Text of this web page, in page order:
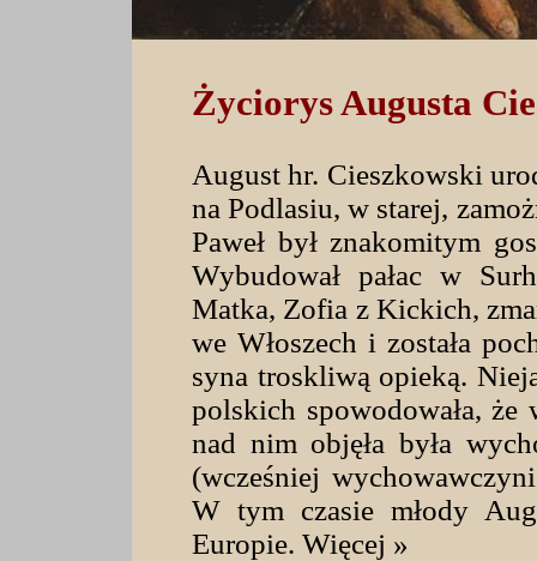
Życiorys Augusta
August hr. Cieszkowski
na Podlasiu, w starej,
Paweł był znakomitym
Wybudował pałac w
Matka, Zofia z Kickich,
we Włoszech i została
syna troskliwą opieką.
polskich spowodowała,
nad nim objęła była
(wcześniej
W tym czasie młody
Europie. Więcej »